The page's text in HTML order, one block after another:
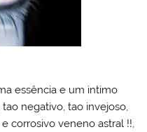
essência e um intimo
negativo, tao invejoso,
corrosivo veneno astral !!,